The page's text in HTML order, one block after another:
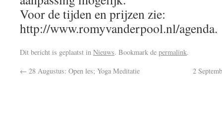
Voor de tijden en prijzen zie:
http://www.romyvanderpool.nl/agenda.
Dit bericht is geplaatst in Nieuws. Bookmark de permalink.
← 28 Augustus: Open les; Yoga Meditatie 2